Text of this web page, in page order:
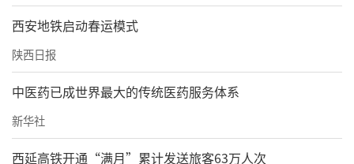
西安地铁启动春运模式
陕西日报
中医药已成世界最大的传统医药服务体系
新华社
西延高铁开通“满月”累计发送旅客63万人次